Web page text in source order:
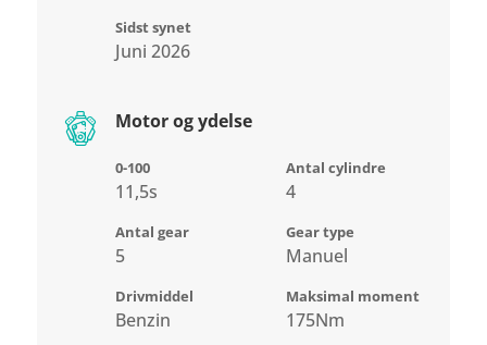
Sidst synet
Juni 2026
Motor og ydelse
0-100
11,5s
Antal cylindre
4
Antal gear
5
Gear type
Manuel
Drivmiddel
Benzin
Maksimal moment
175Nm